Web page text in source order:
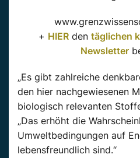
+ HIERden täglichen
Newsletter
„Es gibt zahlreiche
den hier nachgewiesenen
biologisch relevanten
„Das erhöht die
Umweltbedingungen auf
lebensfreundlich sind.“